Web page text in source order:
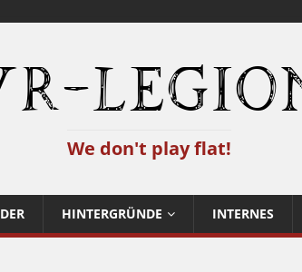
We don't play flat!
HINTERGRÜNDE INTERNES